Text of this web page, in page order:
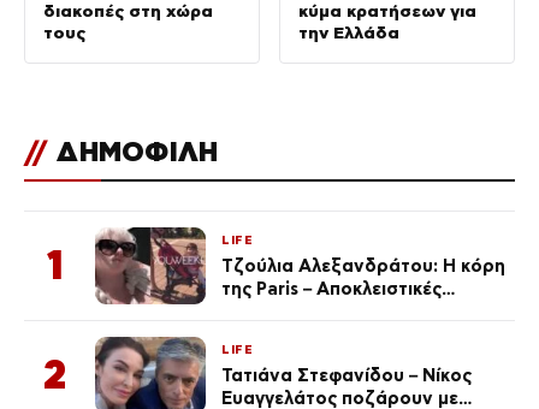
διακοπές στη χώρα
τους
κύμα κρατήσεων για
την Ελλάδα
// ΔΗΜΟΦΙΛΗ
1
LIFE
Τζούλια Αλεξανδράτου: Η κόρη
της Paris – Αποκλειστικές
2
LIFE
Τατιάνα Στεφανίδου – Νίκος
Ευαγγελάτος ποζάρουν με